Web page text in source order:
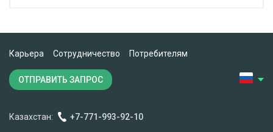
Карьера Сотрудничество Потребителям
ОТПРАВИТЬ ЗАПРОС
Казахстан: +7-771-993-92-10